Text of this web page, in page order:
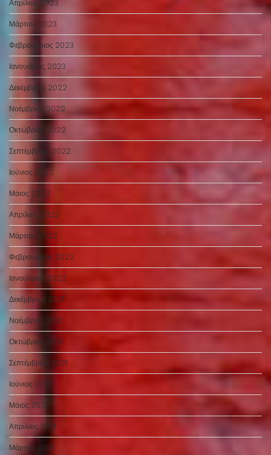
Απρίλιος 2023
Μάρτιος 2023
Φεβρουάριος 2023
Ιανουάριος 2023
Δεκέμβριος 2022
Νοέμβριος 2022
Οκτώβριος 2022
Σεπτέμβριος 2022
Ιούνιος 2022
Μάιος 2022
Απρίλιος 2022
Μάρτιος 2022
Φεβρουάριος 2022
Ιανουάριος 2022
Δεκέμβριος 2021
Νοέμβριος 2021
Οκτώβριος 2021
Σεπτέμβριος 2021
Ιούνιος 2021
Μάιος 2021
Απρίλιος 2021
Μάρτιος 2021